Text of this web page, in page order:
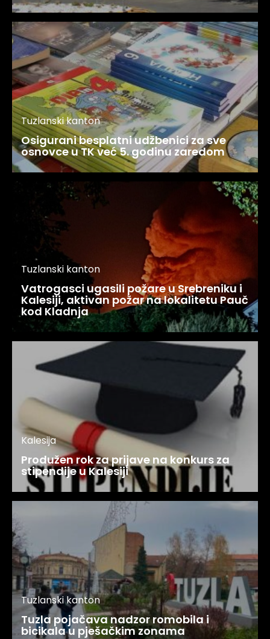
Tuzlanski kanton
Osigurani besplatni udžbenici za sve
osnovce u TK već 5. godinu zaredom
Tuzlanski kanton
Vatrogasci ugasili požare u Srebreniku i
Kalesiji, aktivan požar na lokalitetu Pauč
kod Kladnja
Kalesija
Produžen rok za prijave na konkurs za
stipendije u Kalesiji
Tuzlanski kanton
Tuzla pojačava nadzor romobila i
bicikala u pješačkim zonama